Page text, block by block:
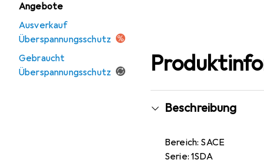
Angebote
Ausverkauf
Überspannungsschutz
Gebraucht
Überspannungsschutz
Beschreibung
Bereich: SACE
Serie: 1SDA